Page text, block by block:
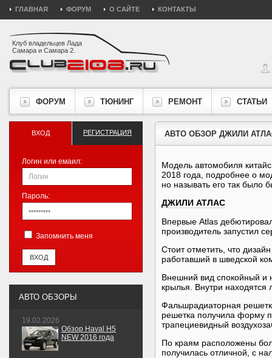
ГЛАВНАЯ ФОРУМ О САЙТЕ КОНТАКТЫ
Клуб владельцев Лада
Самара и Самара 2.
ФОРУМ ТЮНИНГ РЕМОНТ СТАТЬИ
АВТО ОБЗОР ДЖИЛИ
Модель автомобиля
2018 года, подробнее о
но называть его так было
ДЖИЛИ АТЛАС
Впервые Atlas
производитель запустил
Стоит отметить, что
работавший в шведской
Внешний вид спокойный и
крылья. Внутри находятся
Фальшрадиаторная
решетка получила форму
трапециевидный
По краям расположены
получилась отличной, с
ВХОД РЕГИСТРАЦИЯ
Логин или емаил:
Пароль:
Запомнить меня
АВТО ОБЗОРЫ
19.02.2026
Обзор Haval H5
NEW 2016 года